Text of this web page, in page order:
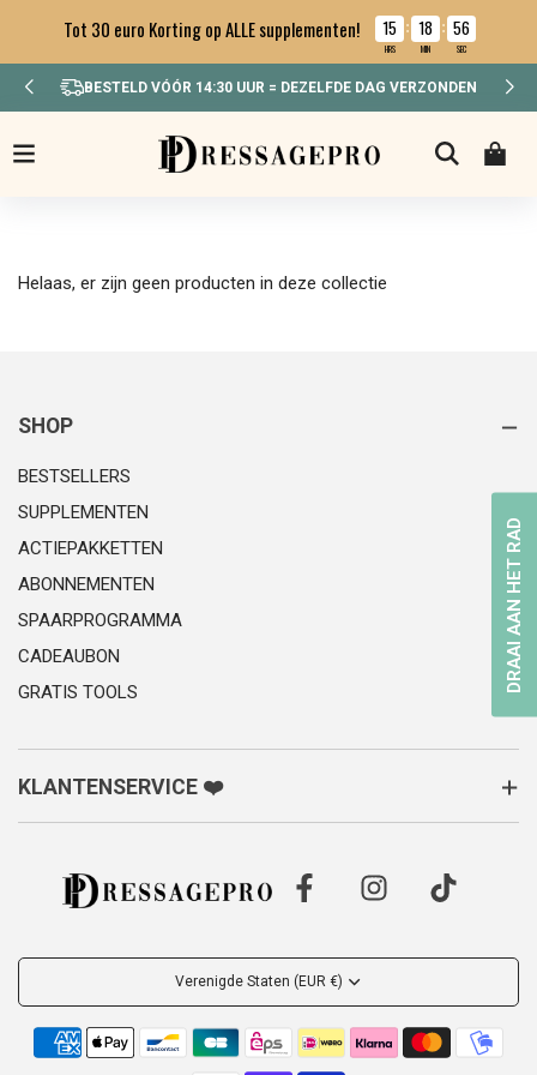
Tot 30 euro Korting op ALLE supplementen! 15 : 18 : 55
HRS MIN SEC
BESTELD VÓÓR 14:30 UUR = DEZELFDE DAG VERZONDEN
Helaas, er zijn geen producten in deze collectie
SHOP
BESTSELLERS
SUPPLEMENTEN
ACTIEPAKKETTEN
ABONNEMENTEN
SPAARPROGRAMMA
CADEAUBON
GRATIS TOOLS
KLANTENSERVICE ❤️
Verenigde Staten (EUR €)
DRAAI AAN HET RAD